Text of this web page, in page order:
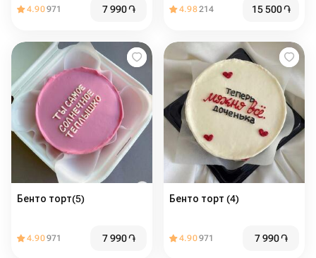
4.90971 7 990֏ 4.98214 15 500֏
Бенто торт(5)
4.90971 7 990֏
Бенто торт (4)
4.90971 7 990֏